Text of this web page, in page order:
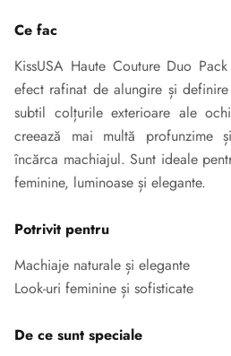
Ce fac
KissUSA Haute Couture Duo
efect rafinat de alungire și
subtil colțurile exterioare ale
creează mai multă profunzime
încărca machiajul. Sunt ideale
feminine, luminoase și elegante.
Potrivit pentru
Machiaje naturale și elegante
Look-uri feminine și sofisticate
De ce sunt speciale